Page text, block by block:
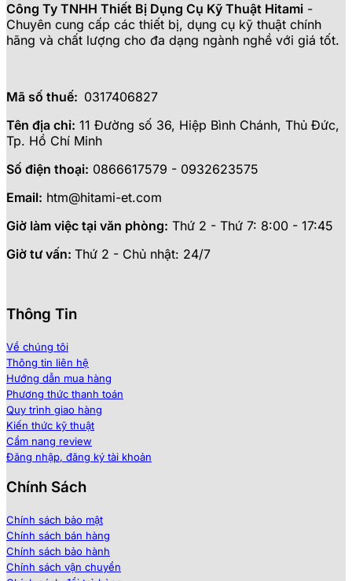
Công Ty TNHH Thiết Bị Dụng Cụ Kỹ Thuật Hitami -
Chuyên cung cấp các thiết bị, dụng cụ kỹ thuật chính
hãng và chất lượng cho đa dạng ngành nghề với giá tốt.
Mã số thuế: 0317406827
Tên địa chỉ: 11 Đường số 36, Hiệp Bình Chánh, Thủ Đức,
Tp. Hồ Chí Minh
Số điện thoại: 0866617579 - 0932623575
Email: htm@hitami-et.com
Giờ làm việc tại văn phòng: Thứ 2 - Thứ 7: 8:00 - 17:45
Giờ tư vấn: Thứ 2 - Chủ nhật: 24/7
Thông Tin
Về chúng tôi
Thông tin liên hệ
Hướng dẫn mua hàng
Phương thức thanh toán
Quy trình giao hàng
Kiến thức kỹ thuật
Cẩm nang review
Đăng nhập, đăng ký tài khoản
Chính Sách
Chính sách bảo mật
Chính sách bán hàng
Chính sách bảo hành
Chính sách vận chuyển